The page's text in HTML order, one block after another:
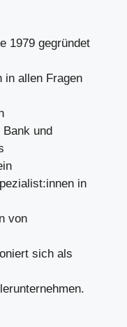
1979 gegründet
in allen Fragen
Bank und
in
von
sich als